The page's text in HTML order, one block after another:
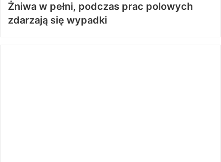
Żniwa w pełni, podczas prac polowych
zdarzają się wypadki